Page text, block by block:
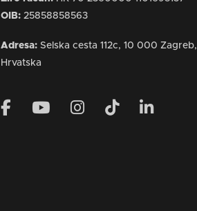
OIB:25858858563
Adresa:Selska cesta 112c, 10 000 Zagreb,
Hrvatska